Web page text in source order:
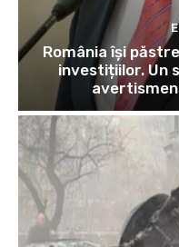
România își
investițiilor. Un